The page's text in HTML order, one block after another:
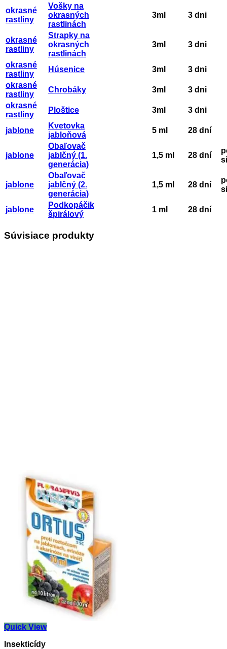
okrasné
rastliny
Vošky na
okrasných
rastlinách
3ml 3 dni
okrasné
rastliny
Strapky na
okrasných
rastlinách
3ml 3 dni
okrasné
rastliny
Húsenice 3ml
3 dni
okrasné
rastliny
Chrobáky 3ml
3 dni
okrasné
rastliny
Ploštice 3ml 3 dni
jablone
Kvetovka
jabloňová
5 ml 28 dní
jablone
Obaľovač
jablčný (1.
generácia)
1,5 ml 28 dní
jablone
Obaľovač
jablčný (2.
generácia)
1,5 ml 28 dní
jablone
Podkopáčik
špirálový
1 ml 28 dní
Súvisiace produkty
Quick View
Insekticídy